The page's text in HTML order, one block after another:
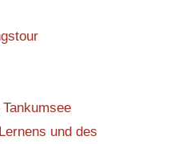
und des